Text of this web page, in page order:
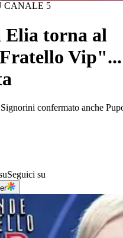
CANALE 5
Elia torna al
confermato anche
Seguici su